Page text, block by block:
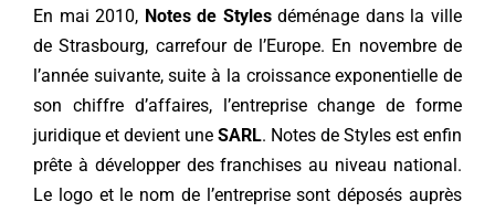
En mai 2010, Notes de Stylesdéménage dans la ville
de Strasbourg, carrefour de l’Europe. En novembre de
l’année suivante, suite à la croissance exponentielle de
son chiffre d’affaires, l’entreprise change de forme
juridique et devient une SARL. Notes de Styles est enfin
prête à développer des franchises au niveau national.
Le logo et le nom de l’entreprise sont déposés auprès